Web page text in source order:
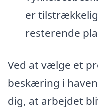
er
resterende
Ved at vælge et
beskæring i
dig, at arbejdet